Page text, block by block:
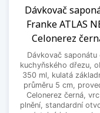
Dávkovač
Franke ATLAS
Celonerez
Dávkovač saponátu
kuchyňského dřezu,
350 ml, kulatá
průměru 5 cm,
Celonerez černá,
plnění, standardní